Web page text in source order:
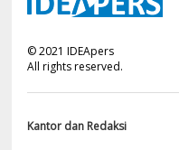
©2021 IDEApers
All rights reserved.
Kantor dan Redaksi